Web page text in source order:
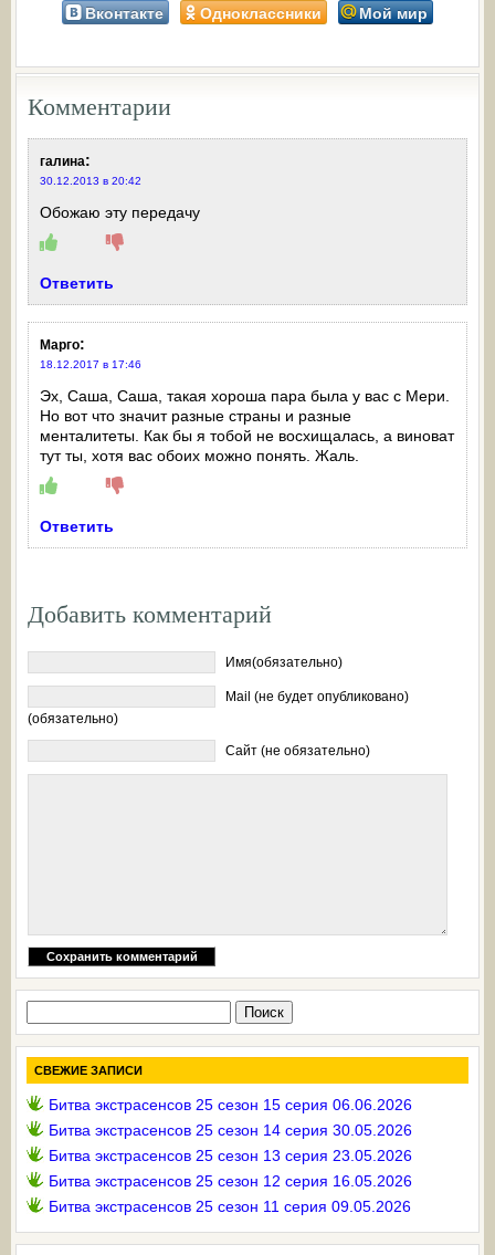
Вконтакте Одноклассники Мой мир
Комментарии
галина:
30.12.2013 в 20:42
Обожаю эту передачу
Ответить
Марго:
18.12.2017 в 17:46
Эх, Саша, Саша, такая хороша пара была у вас с Мери.
Но вот что значит разные страны и разные
менталитеты. Как бы я тобой не восхищалась, а виноват
тут ты, хотя вас обоих можно понять. Жаль.
Ответить
Добавить комментарий
Имя(обязательно)
Mail (не будет опубликовано)
(обязательно)
Сайт (не обязательно)
СВЕЖИЕ ЗАПИСИ
Битва экстрасенсов 25 сезон 15 серия 06.06.2026
Битва экстрасенсов 25 сезон 14 серия 30.05.2026
Битва экстрасенсов 25 сезон 13 серия 23.05.2026
Битва экстрасенсов 25 сезон 12 серия 16.05.2026
Битва экстрасенсов 25 сезон 11 серия 09.05.2026